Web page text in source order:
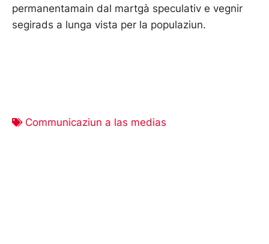
permanentamain dal martgà speculativ e vegnir
segirads a lunga vista per la populaziun.
Communicaziun a las medias